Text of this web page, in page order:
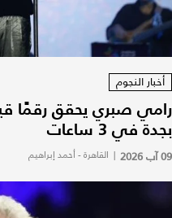
أخبار النجوم
رامي صبري يحقق رقمًا
بجدة في 3 ساعات
09 آب 2026 | القاهرة - أحمد إبراهيم